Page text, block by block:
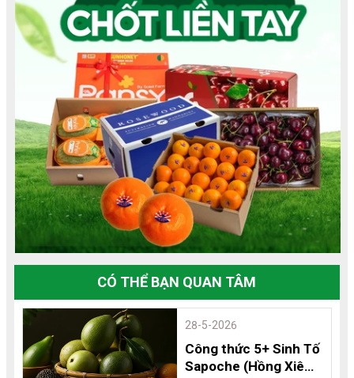
CÓ THỂ BẠN QUAN TÂM
28-5-2026
Công thức 5+ Sinh Tố
Sapoche (Hồng Xiêm)